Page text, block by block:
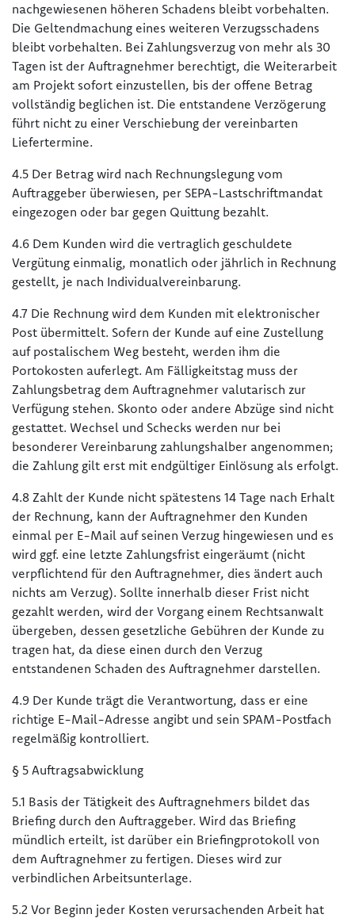
nachgewiesenen höheren Schadens bleibt vorbehalten.
Die Geltendmachung eines weiteren Verzugsschadens
bleibt vorbehalten. Bei Zahlungsverzug von mehr als 30
Tagen ist der Auftragnehmer berechtigt, die Weiterarbeit
am Projekt sofort einzustellen, bis der offene Betrag
vollständig beglichen ist. Die entstandene Verzögerung
führt nicht zu einer Verschiebung der vereinbarten
Liefertermine.
4.5 Der Betrag wird nach Rechnungslegung vom
Auftraggeber überwiesen, per SEPA-Lastschriftmandat
eingezogen oder bar gegen Quittung bezahlt.
4.6 Dem Kunden wird die vertraglich geschuldete
Vergütung einmalig, monatlich oder jährlich in Rechnung
gestellt, je nach Individualvereinbarung.
4.7 Die Rechnung wird dem Kunden mit elektronischer
Post übermittelt. Sofern der Kunde auf eine Zustellung
auf postalischem Weg besteht, werden ihm die
Portokosten auferlegt. Am Fälligkeitstag muss der
Zahlungsbetrag dem Auftragnehmer valutarisch zur
Verfügung stehen. Skonto oder andere Abzüge sind nicht
gestattet. Wechsel und Schecks werden nur bei
besonderer Vereinbarung zahlungshalber angenommen;
die Zahlung gilt erst mit endgültiger Einlösung als erfolgt.
4.8 Zahlt der Kunde nicht spätestens 14 Tage nach Erhalt
der Rechnung, kann der Auftragnehmer den Kunden
einmal per E-Mail auf seinen Verzug hingewiesen und es
wird ggf. eine letzte Zahlungsfrist eingeräumt (nicht
verpflichtend für den Auftragnehmer, dies ändert auch
nichts am Verzug). Sollte innerhalb dieser Frist nicht
gezahlt werden, wird der Vorgang einem Rechtsanwalt
übergeben, dessen gesetzliche Gebühren der Kunde zu
tragen hat, da diese einen durch den Verzug
entstandenen Schaden des Auftragnehmer darstellen.
4.9 Der Kunde trägt die Verantwortung, dass er eine
richtige E-Mail-Adresse angibt und sein SPAM-Postfach
regelmäßig kontrolliert.
§ 5 Auftragsabwicklung
5.1 Basis der Tätigkeit des Auftragnehmers bildet das
Briefing durch den Auftraggeber. Wird das Briefing
mündlich erteilt, ist darüber ein Briefingprotokoll von
dem Auftragnehmer zu fertigen. Dieses wird zur
verbindlichen Arbeitsunterlage.
5.2 Vor Beginn jeder Kosten verursachenden Arbeit hat